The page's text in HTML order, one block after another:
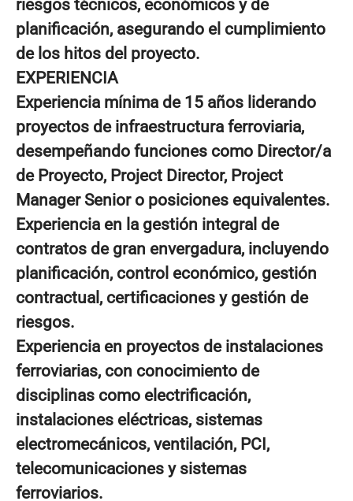
riesgos técnicos, económicos y de
planificación, asegurando el cumplimiento
de los hitos del proyecto.
EXPERIENCIA
Experiencia mínima de 15 años liderando
proyectos de infraestructura ferroviaria,
desempeñando funciones como Director/a
de Proyecto, Project Director, Project
Manager Senior o posiciones equivalentes.
Experiencia en la gestión integral de
contratos de gran envergadura, incluyendo
planificación, control económico, gestión
contractual, certificaciones y gestión de
riesgos.
Experiencia en proyectos de instalaciones
ferroviarias, con conocimiento de
disciplinas como electrificación,
instalaciones eléctricas, sistemas
electromecánicos, ventilación, PCI,
telecomunicaciones y sistemas
ferroviarios.